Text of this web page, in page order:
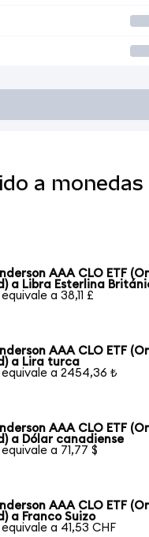
a monedas
AAA CLO ETF
a Libra Esterlina
a 38,11 £
AAA CLO ETF
a Lira turca
equivale a 2454,36 ₺
AAA CLO ETF
a Dólar canadiense
a 71,77 $
AAA CLO ETF
a Franco Suizo
a 41,53 CHF